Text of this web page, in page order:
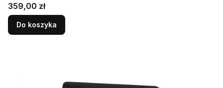
Cena
359,00 zł
Do koszyka